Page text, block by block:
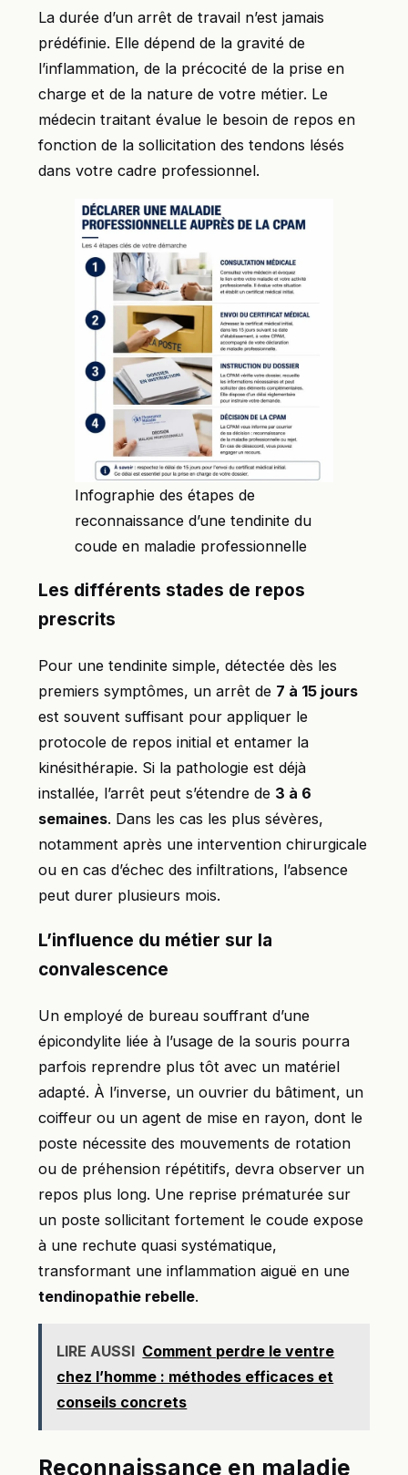
La durée d’un arrêt de travail n’est jamais
prédéfinie. Elle dépend de la gravité de
l’inflammation, de la précocité de la prise en
charge et de la nature de votre métier. Le
médecin traitant évalue le besoin de repos en
fonction de la sollicitation des tendons lésés
dans votre cadre professionnel.
Infographie des étapes de
reconnaissance d’une tendinite du
coude en maladie professionnelle
Les différents stades de repos
prescrits
Pour une tendinite simple, détectée dès les
premiers symptômes, un arrêt de 7 à 15 jours
est souvent suffisant pour appliquer le
protocole de repos initial et entamer la
kinésithérapie. Si la pathologie est déjà
installée, l’arrêt peut s’étendre de 3 à 6
semaines. Dans les cas les plus sévères,
notamment après une intervention chirurgicale
ou en cas d’échec des infiltrations, l’absence
peut durer plusieurs mois.
L’influence du métier sur la
convalescence
Un employé de bureau souffrant d’une
épicondylite liée à l’usage de la souris pourra
parfois reprendre plus tôt avec un matériel
adapté. À l’inverse, un ouvrier du bâtiment, un
coiffeur ou un agent de mise en rayon, dont le
poste nécessite des mouvements de rotation
ou de préhension répétitifs, devra observer un
repos plus long. Une reprise prématurée sur
un poste sollicitant fortement le coude expose
à une rechute quasi systématique,
transformant une inflammation aiguë en une
tendinopathie rebelle.
LIRE AUSSI Comment perdre le ventre
chez l’homme : méthodes efficaces et
conseils concrets
Reconnaissance en maladie